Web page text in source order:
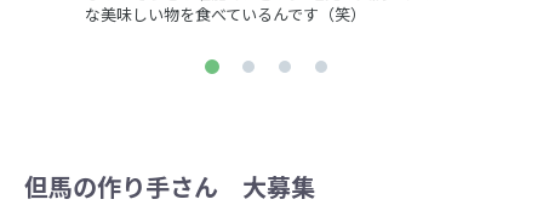
な美味しい物を食べているんです（笑）
但馬の作り手さん 大募集